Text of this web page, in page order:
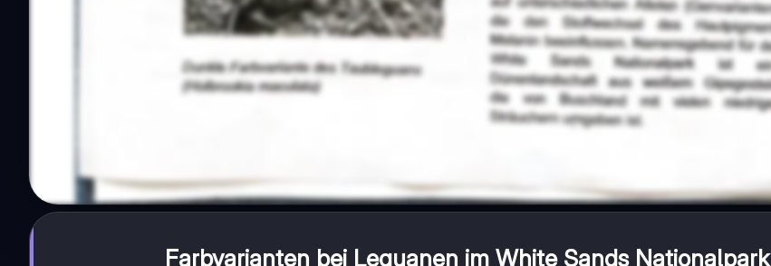
Farbvarianten bei Leguanen im White Sands Nationalpark